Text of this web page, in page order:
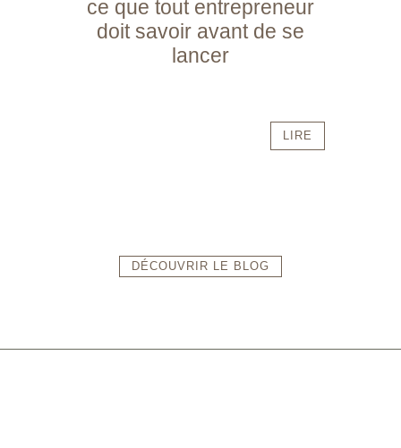
ce que tout entrepreneur
doit savoir avant de se
lancer
LIRE
DÉCOUVRIR LE BLOG